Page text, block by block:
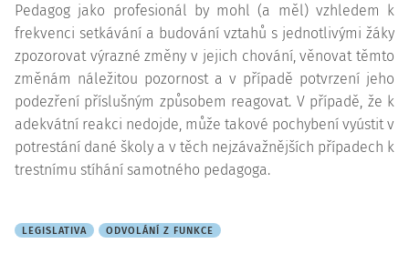
Pedagog jako profesionál by mohl (a měl) vzhledem k
frekvenci setkávání a budování vztahů s jednotlivými žáky
zpozorovat výrazné změny v jejich chování, věnovat těmto
změnám náležitou pozornost a v případě potvrzení jeho
podezření příslušným způsobem reagovat. V případě, že k
adekvátní reakci nedojde, může takové pochybení vyústit v
potrestání dané školy a v těch nejzávažnějších případech k
trestnímu stíhání samotného pedagoga.
LEGISLATIVA ODVOLÁNÍ Z FUNKCE